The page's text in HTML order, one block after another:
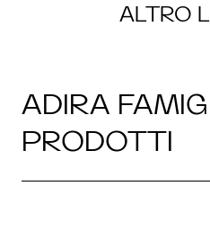
ALTRO
ADIRA
PRODOTTI